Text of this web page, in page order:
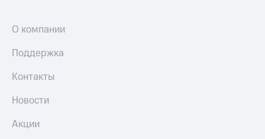
О компании
Поддержка
Контакты
Новости
Акции